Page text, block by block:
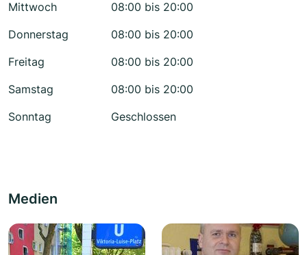
Mittwoch
08:00 bis 20:00
Donnerstag
08:00 bis 20:00
Freitag
08:00 bis 20:00
Samstag
08:00 bis 20:00
Sonntag
Geschlossen
Medien